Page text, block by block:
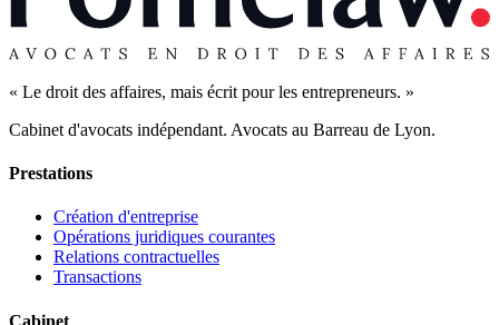
« Le droit des affaires, mais écrit pour les entrepreneurs. »
Cabinet d'avocats indépendant. Avocats au Barreau de Lyon.
Prestations
Création d'entreprise
Opérations juridiques courantes
Relations contractuelles
Transactions
Cabinet